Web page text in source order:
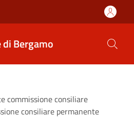
di Bergamo
commissione consiliare
consiliare permanente